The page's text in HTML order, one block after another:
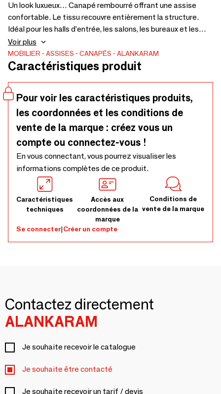
Un look luxueux… Canapé rembourré offrant une assise
confortable. Le tissu recouvre entièrement la structure.
Idéal pour les halls d'entrée, les salons, les bureaux et les
espaces résidentiels. Disponible également en différents
coloris et revêtements : 1800 x 845 x 775 cm.
Voir plus
MOBILIER ASSISES CANAPÉS ALANKARAM
Caractéristiques produit
Pour voir les caractéristiques produits,
les coordonnées et les conditions de
vente de la marque : créez vous un
compte ou connectez-vous !
En vous connectant, vous pourrez visualiser les
informations complètes de ce produit.
Caractéristiques
techniques
Accès aux
coordonnées de la
marque
Conditions de
vente de la marque
Se connecter|Créer un compte
Contactez directement
ALANKARAM
Je souhaite recevoir le catalogue
Je souhaite être contacté
Je souhaite recevoir un tarif / devis